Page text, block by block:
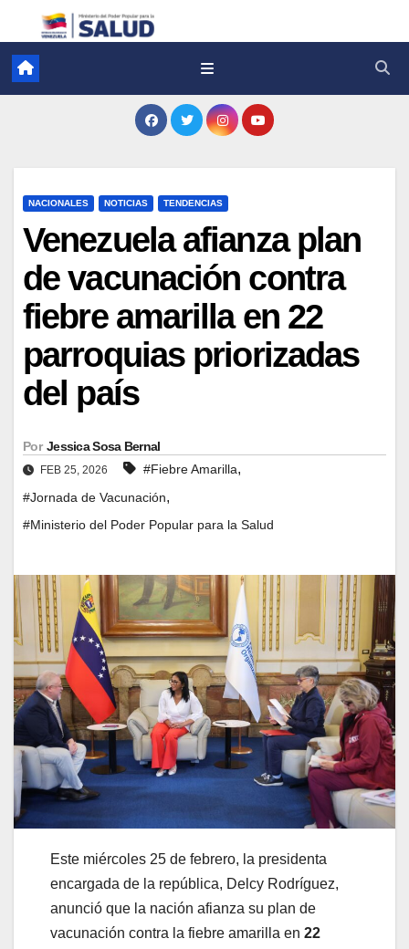
NACIONALES NOTICIAS TENDENCIAS
Venezuela afianza plan
de vacunación contra
fiebre amarilla en 22
parroquias priorizadas
del país
Por Jessica Sosa Bernal
FEB 25, 2026 #Fiebre Amarilla,
#Jornada de Vacunación,
#Ministerio del Poder Popular para la Salud
Este miércoles 25 de febrero, la presidenta
encargada de la república, Delcy Rodríguez,
anunció que la nación afianza su plan de
vacunación contra la fiebre amarilla en 22